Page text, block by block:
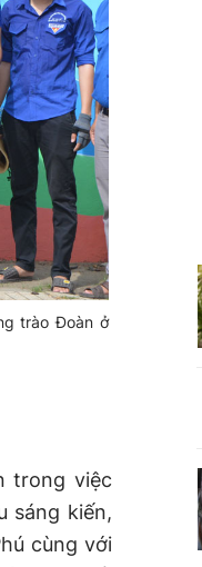
trào Đoàn ở
trong việc
sáng kiến,
cùng với